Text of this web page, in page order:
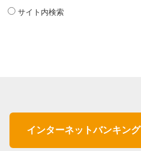
サイト内検索
インターネットバンキング